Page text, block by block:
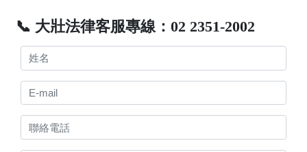
📞 大壯法律客服專線：02 2351-2002